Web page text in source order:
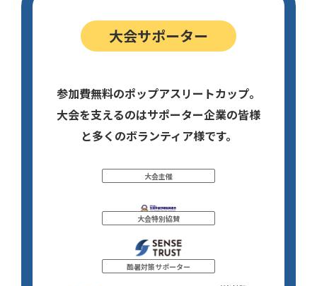
大会サポーター
参加費無料のポップアスリートカップ。
大会を支えるのはサポーター企業の皆様
と多くのボランティア様です。
大会主催
大会特別協賛
酷暑対策サポーター